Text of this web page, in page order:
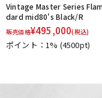
DJ機器
Vintage Master Series
dard mid80's Black/R
販売価格¥495,000(税込)
ポイント：1% (4500pt)